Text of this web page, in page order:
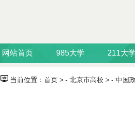
网站首页 985大学 211大学
当前位置： 首页 > - 北京市高校 > - 中国